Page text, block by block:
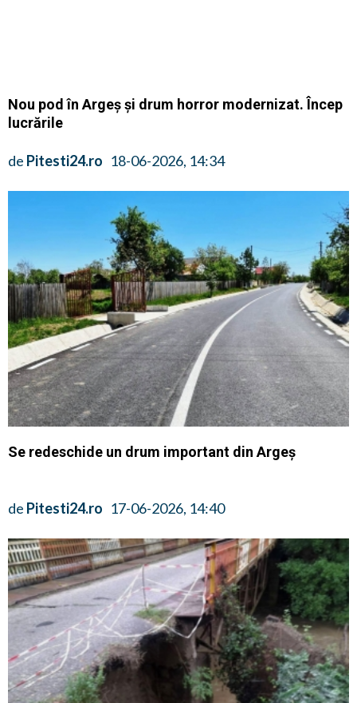
Nou pod în Argeș și drum horror modernizat. Încep
lucrările
de Pitesti24.ro 18-06-2026, 14:34
Se redeschide un drum important din Argeș
de Pitesti24.ro 17-06-2026, 14:40